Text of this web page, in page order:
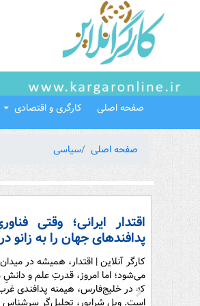
صفحه اصلی کارگری و اقتصادی
صفحه اصلی سیاسی
اقتدار ایرانی؛ وقتی
پدافندهای جهان را به زانو
کارگر آنلاین | اقتدار، همیشه در
می‌شود؛ اما امروز، قدرتِ علم و
که در خلیج‌فارس، هیمنه پدافندی
است. ویل شرایور، تحلیل‌گر سرشناس